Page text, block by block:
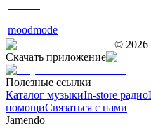
moodmode
© 2026
Скачать приложение
Полезные ссылки
Каталог музыкиIn-store радио
помощиСвязаться с нами
Jamendo